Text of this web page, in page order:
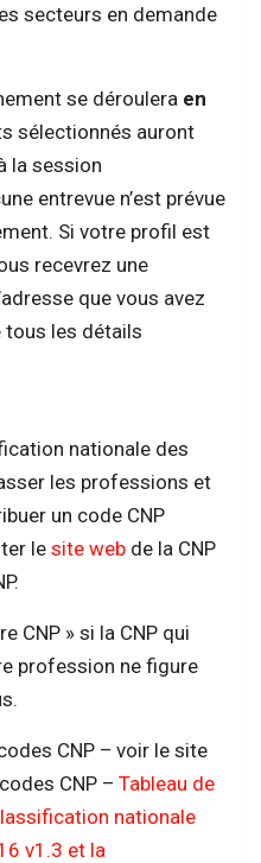
secteurs en demande
se déroulera en
sélectionnés auront
la session
entrevue n’est prévue
Si votre profil est
recevrez une
que vous avez
les détails
nationale des
les professions et
un code CNP
lesite web de la CNP
CNP » si la CNP qui
profession ne figure
CNP – voir le site
CNP – Tableau de
nationale
v1.3 et la